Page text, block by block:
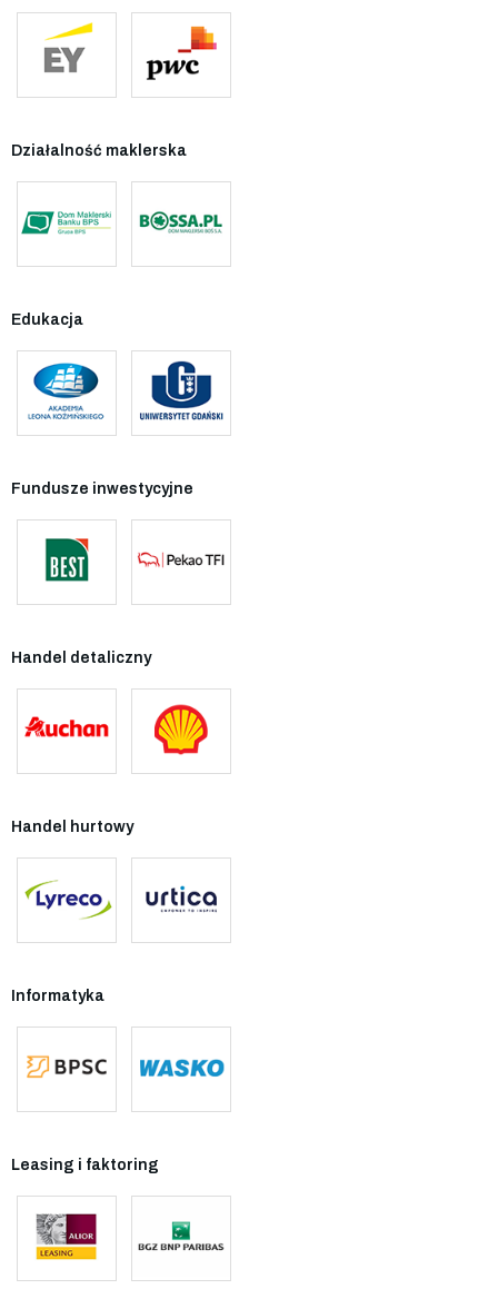
Działalność maklerska
Edukacja
Fundusze inwestycyjne
Handel detaliczny
Handel hurtowy
Informatyka
Leasing i faktoring